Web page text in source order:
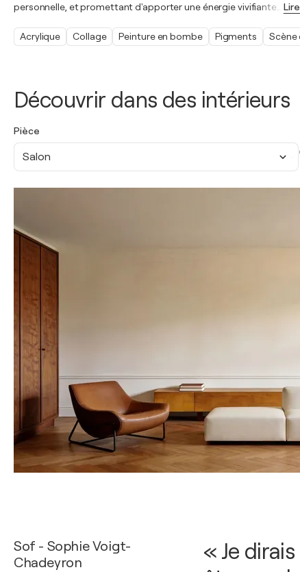
Découvrir dans des intérieurs
Pièce
Salon
personnelle, et promettant d'apporter une énergie vivifiante
Acrylique Collage Peinture en bombe Pigments Scène
Sof - Sophie Voigt-
Chadeyron
« Je